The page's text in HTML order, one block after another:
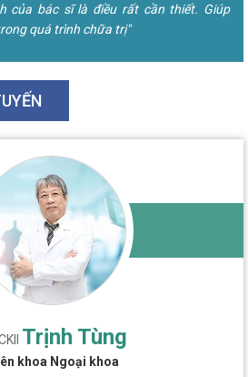
của bác sĩ là điều rất cần thiết. Giúp
quá trình chữa trị"
Trịnh Tùng
khoa Ngoại khoa